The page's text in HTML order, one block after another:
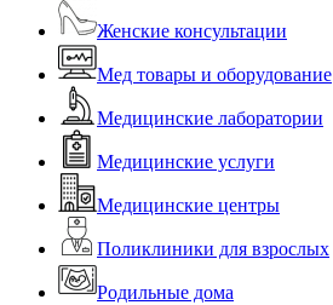
Женские консультации
Мед товары и оборудование
Медицинские лаборатории
Медицинские услуги
Медицинские центры
Поликлиники для взрослых
Родильные дома